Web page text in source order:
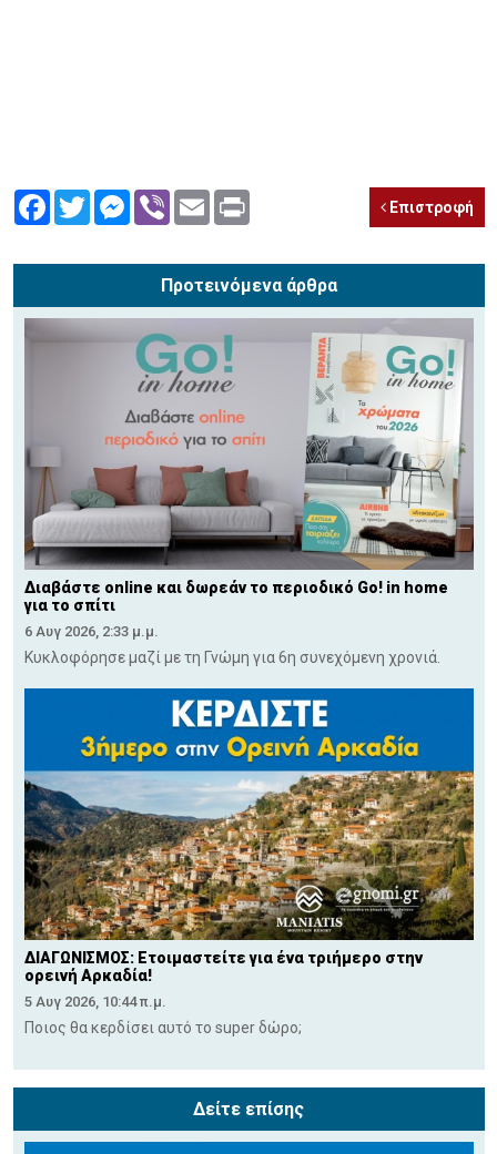
FacebookTwitterMessenger
Viber Email Επιστροφή
Προτεινόμενα άρθρα
Διαβάστε online και δωρεάν το περιοδικό Go! in home
για το σπίτι
6 Αυγ 2026, 2:33 μ.μ.
Κυκλοφόρησε μαζί με τη Γνώμη για 6η συνεχόμενη χρονιά.
ΔΙΑΓΩΝΙΣΜΟΣ: Ετοιμαστείτε για ένα τριήμερο στην
ορεινή Αρκαδία!
5 Αυγ 2026, 10:44 π.μ.
Ποιος θα κερδίσει αυτό το super δώρο;
Δείτε επίσης